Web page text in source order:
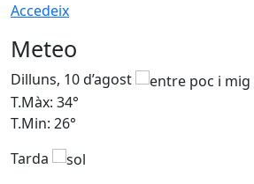
Accedeix
Meteo
Dilluns, 10 d’agost
T.Màx: 34°
T.Min: 26°
Tarda